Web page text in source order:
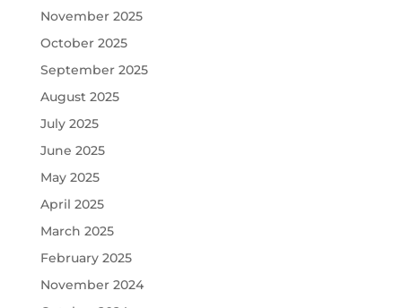
November 2025
October 2025
September 2025
August 2025
July 2025
June 2025
May 2025
April 2025
March 2025
February 2025
November 2024